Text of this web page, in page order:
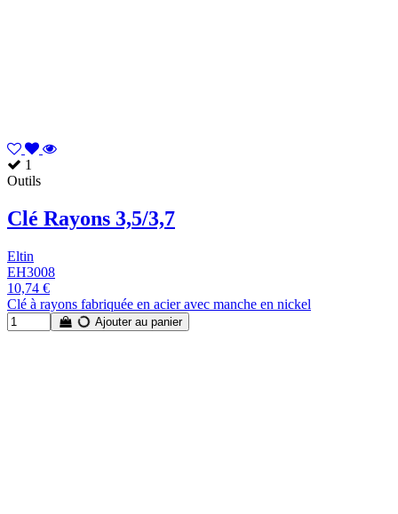
1
Outils
Clé Rayons 3,5/3,7
Eltin
EH3008
10,74 €
Clé à rayons fabriquée en acier avec manche en nickel
Ajouter au panier